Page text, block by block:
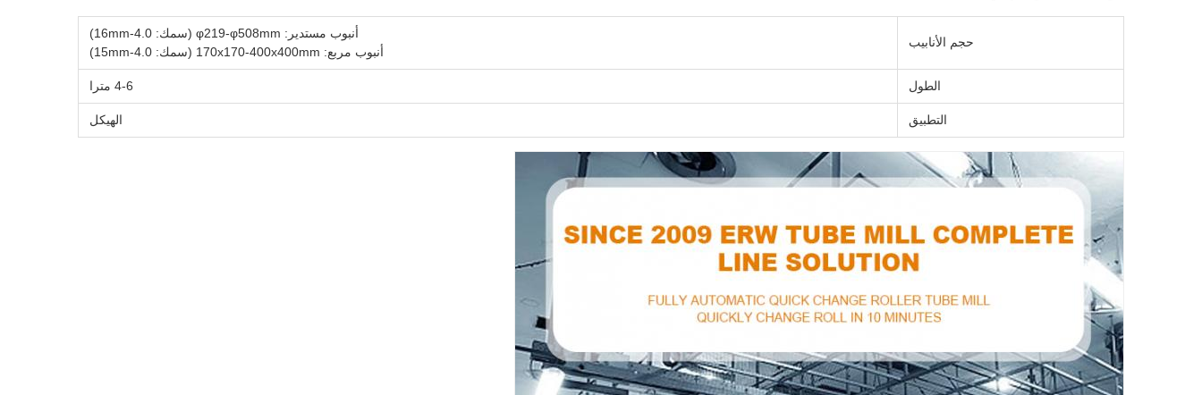
حجم الأنابيب
أنبوب مستدير: φ219-φ508mm (سمك: 4.0-16mm)
أنبوب مربع: 170x170-400x400mm (سمك: 4.0-15mm)
الطول 4-6 مترا
التطبيق الهيكل